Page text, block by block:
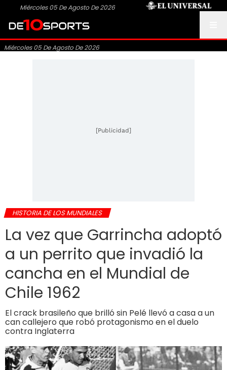
Miércoles 05 De Agosto De 2026
Miércoles 05 De Agosto De 2026
[Publicidad]
HISTORIA DE LOS MUNDIALES
La vez que Garrincha adoptó
a un perrito que invadió la
cancha en el Mundial de
Chile 1962
El crack brasileño que brilló sin Pelé llevó a casa a un
can callejero que robó protagonismo en el duelo
contra Inglaterra